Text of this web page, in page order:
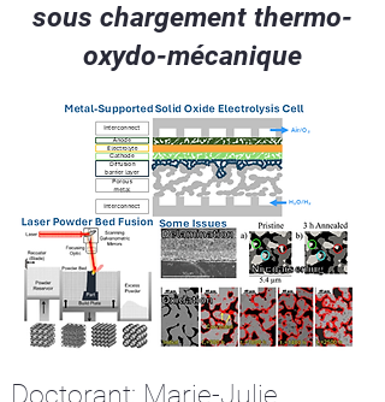
sous chargement thermo-
oxydo-mécanique
Doctorant: Marie-Julie